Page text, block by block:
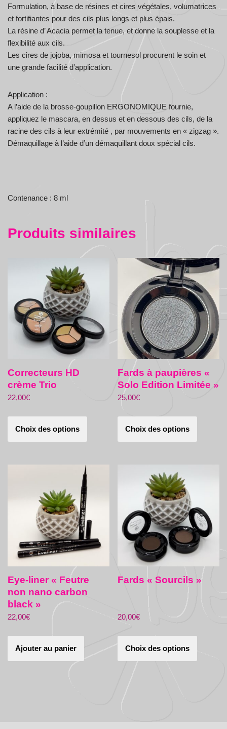
Formulation, à base de résines et cires végétales, volumatrices
et fortifiantes pour des cils plus longs et plus épais.
La résine d’ Acacia permet la tenue, et donne la souplesse et la
flexibilité aux cils.
Les cires de jojoba, mimosa et tournesol procurent le soin et
une grande facilité d’application.
Application :
A l’aide de la brosse-goupillon ERGONOMIQUE fournie,
appliquez le mascara, en dessus et en dessous des cils, de la
racine des cils à leur extrémité , par mouvements en « zigzag ».
Démaquillage à l’aide d’un démaquillant doux spécial cils.
Contenance : 8 ml
Produits similaires
Correcteurs HD
crème Trio
22,00€
Choix des options
Fards à paupières «
Solo Edition Limitée »
25,00€
Choix des options
Eye-liner « Feutre
non nano carbon
black »
22,00€
Ajouter au panier
Fards « Sourcils »
20,00€
Choix des options